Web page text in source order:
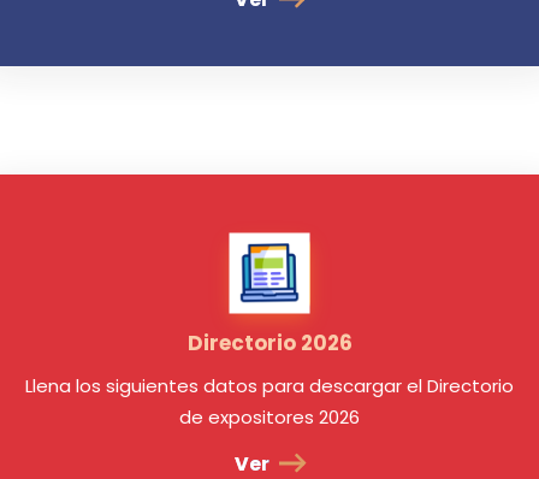
Directorio 2026
Llena los siguientes datos para descargar el Directorio
de expositores 2026
Ver